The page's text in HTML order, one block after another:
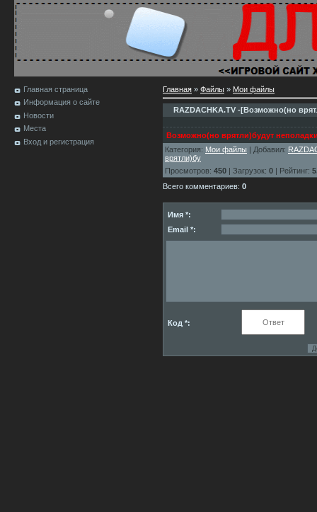
Главная страница
Информация о сайте
Новости
Места
Вход и регистрация
Главная » Файлы » Мои файлы
RAZDACHKA.TV -[Возможно(но
Возможно(но врятли)будут
Категория: Мои файлы | Добавил:
врятли)бу
Просмотров: 450 | Загрузок: 0 | Рейтинг:
Всего комментариев: 0
Имя *:
Email *:
Код *: